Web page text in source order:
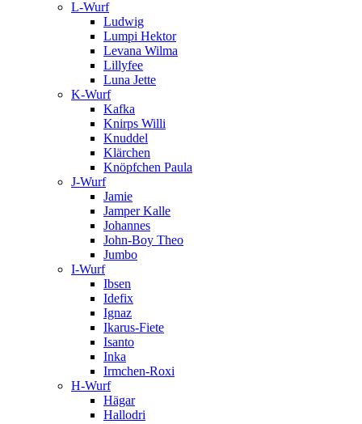
L-Wurf
Ludwig
Lumpi Hektor
Levana Wilma
Lillyfee
Luna Jette
K-Wurf
Kafka
Knirps Willi
Knuddel
Klärchen
Knöpfchen Paula
J-Wurf
Jamie
Jamper Kalle
Johannes
John-Boy Theo
Jumbo
I-Wurf
Ibsen
Idefix
Ignaz
Ikarus-Fiete
Isanto
Inka
Irmchen-Roxi
H-Wurf
Hägar
Hallodri